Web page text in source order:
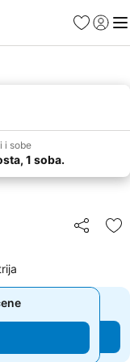
FavoritiPrijavi
i sobe
1 soba.
Deli